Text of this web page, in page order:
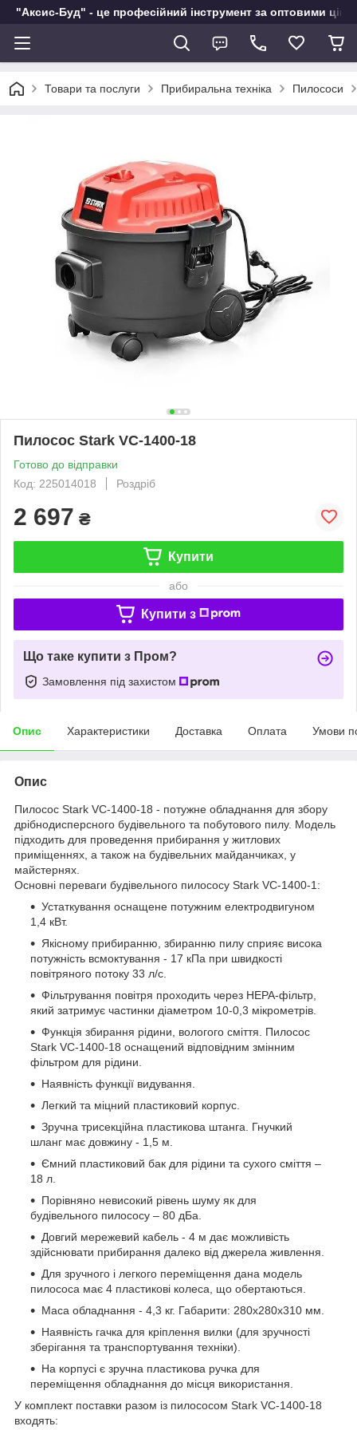
"Аксис-Буд" - це професійний інструмент за оптовими
Товари та послуги Прибиральна техніка Пилососи
Пилосос Stark VC-1400-18
Готово до відправки
Код: 225014018
Роздріб
2 697 ₴
Купити
або
Купити з
Що таке купити з Пром?
Замовлення під захистом
Опис Характеристики Доставка Оплата Умови
Опис
Пилосос Stark VC-1400-18 - потужне обладнання для збору
дрібнодисперсного будівельного та побутового пилу. Модель
підходить для проведення прибирання у житлових
приміщеннях, а також на будівельних майданчиках, у
майстернях.
Основні переваги будівельного пилососу Stark VC-1400-1:
Устаткування оснащене потужним електродвигуном
1,4 кВт.
Якісному прибиранню, збиранню пилу сприяє висока
потужність всмоктування - 17 кПа при швидкості
повітряного потоку 33 л/с.
Фільтрування повітря проходить через HEPA-фільтр,
який затримує частинки діаметром 10-0,3 мікрометрів.
Функція збирання рідини, вологого сміття. Пилосос
Stark VC-1400-18 оснащений відповідним змінним
фільтром для рідини.
Наявність функції видування.
Легкий та міцний пластиковий корпус.
Зручна трисекційна пластикова штанга. Гнучкий
шланг має довжину - 1,5 м.
Ємний пластиковий бак для рідини та сухого сміття –
18 л.
Порівняно невисокий рівень шуму як для
будівельного пилососу – 80 дБа.
Довгий мережевий кабель - 4 м дає можливість
здійснювати прибирання далеко від джерела живлення.
Для зручного і легкого переміщення дана модель
пилососа має 4 пластикові колеса, що обертаються.
Маса обладнання - 4,3 кг. Габарити: 280х280х310 мм.
Наявність гачка для кріплення вилки (для зручності
зберігання та транспортування техніки).
На корпусі є зручна пластикова ручка для
переміщення обладнання до місця використання.
У комплект поставки разом із пилососом Stark VC-1400-18
входять: